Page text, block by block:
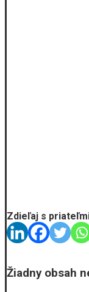
Zdieľaj s
Žiadny obsah